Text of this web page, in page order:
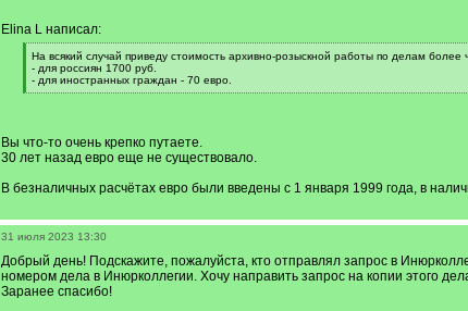
Elina L написал:
[
q
]
На всякий случай приведу стоимость архивно-розыскной работы по делам
- для россиян 1700 руб.
- для иностранных граждан - 70 евро.
[
Вы что-то очень крепко путаете.
30 лет назад евро еще не существовало.
В безналичных расчётах евро были введены с 1 января 1999 года, в
31 июля 2023 13:30
Добрый день! Подскажите, пожалуйста, кто отправлял запрос в
номером дела в Инюрколлегии. Хочу направить запрос на копии этого
Заранее спасибо!